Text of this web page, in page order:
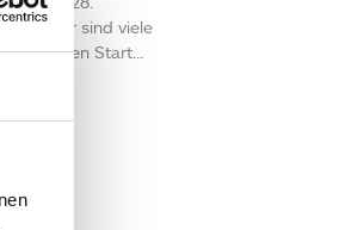
Sommer sind viele
uns den Start…